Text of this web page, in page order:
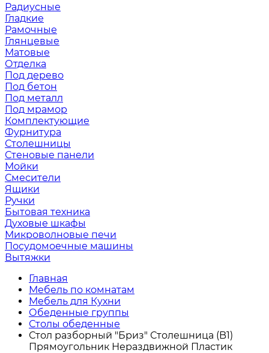
Радиусные
Гладкие
Рамочные
Глянцевые
Матовые
Отделка
Под дерево
Под бетон
Под металл
Под мрамор
Комплектующие
Фурнитура
Столешницы
Стеновые панели
Мойки
Смесители
Ящики
Ручки
Бытовая техника
Духовые шкафы
Микроволновые печи
Посудомоечные машины
Вытяжки
Главная
Мебель по комнатам
Мебель для Кухни
Обеденные группы
Столы обеденные
Стол разборный "Бриз" Столешница (B1)
Прямоугольник Нераздвижной Пластик